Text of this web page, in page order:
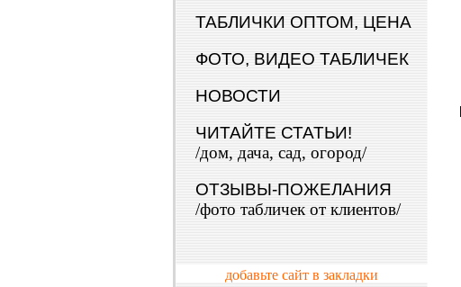
ТАБЛИЧКИ ОПТОМ, ЦЕНА
ФОТО, ВИДЕО ТАБЛИЧЕК
НОВОСТИ
ЧИТАЙТЕ СТАТЬИ!
/дом, дача, сад, огород/
ОТЗЫВЫ-ПОЖЕЛАНИЯ
/фото табличек от клиентов/
добавьте сайт в закладки